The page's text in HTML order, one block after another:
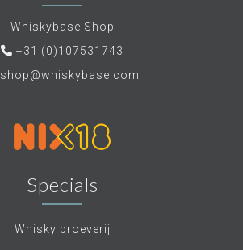
Whiskybase Shop
+31 (0)107531743
shop@whiskybase.com
Specials
Whisky proeverij